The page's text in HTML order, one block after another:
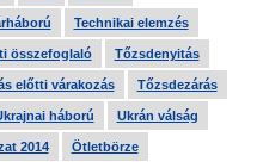
Technikai elemzés
összefoglaló Tőzsdenyitás
előtti várakozás Tőzsdezárás
háború Ukrán válság
2014 Ötletbörze